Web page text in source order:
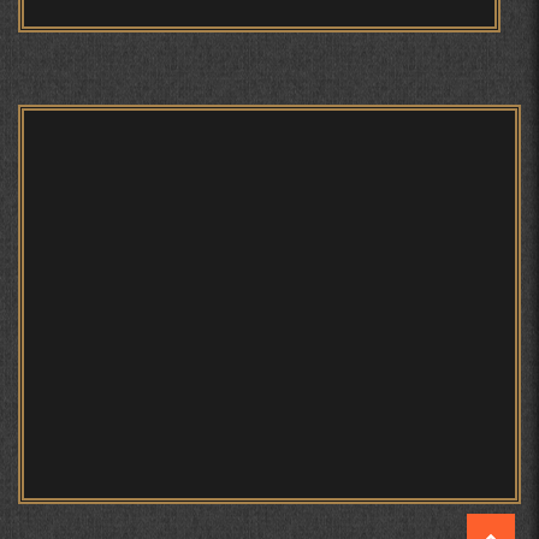
БЕРУНӢ ВА НАВРӮЗИ АҶАМ
МОҲИЯТИ ИҶТИМОИИ ТАСВИР ДАР ШЕЪРИ ҚУТБӢ